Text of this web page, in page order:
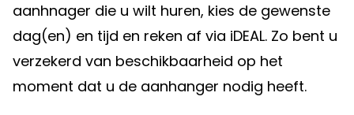
aanhnager die u wilt huren, kies de gewenste
dag(en) en tijd en reken af via iDEAL. Zo bent u
verzekerd van beschikbaarheid op het
moment dat u de aanhanger nodig heeft.